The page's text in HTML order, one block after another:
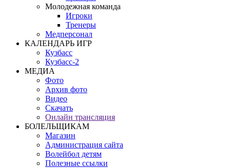
Молодежная команда
Игроки
Тренеры
Медперсонал
КАЛЕНДАРЬ ИГР
Кузбасс
Кузбасс-2
МЕДИА
Фото
Архив фото
Видео
Скачать
Онлайн трансляция
БОЛЕЛЬЩИКАМ
Магазин
Администрация сайта
Волейбол детям
Полезные ссылки